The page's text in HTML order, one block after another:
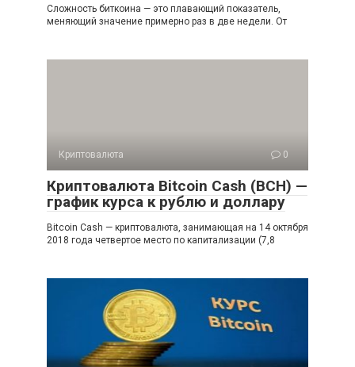
Сложность биткоина — это плавающий показатель,
меняющий значение примерно раз в две недели. От
Криптовалюта 0
Криптовалюта Bitcoin Cash (BCH) —
график курса к рублю и доллару
Bitcoin Cash — криптовалюта, занимающая на 14 октября
2018 года четвертое место по капитализации (7,8